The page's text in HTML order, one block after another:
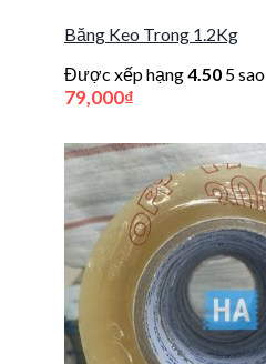
Băng Keo Trong 1.2Kg
Được xếp hạng4.50 5 sao
79,000₫